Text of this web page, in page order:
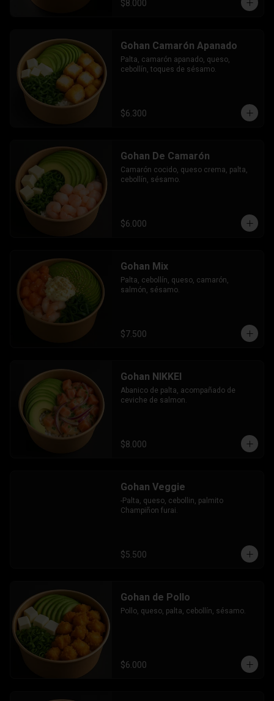
$8.000
Gohan Camarón Apanado
Palta, camarón apanado, queso,
cebollín, toques de sésamo.
$6.300
Gohan De Camarón
Camarón cocido, queso crema, palta,
cebollín, sésamo.
$6.000
Gohan Mix
Palta, cebollín, queso, camarón,
salmón, sésamo.
$7.500
Gohan NIKKEI
Abanico de palta, acompañado de
ceviche de salmon.
$8.000
Gohan Veggie
-Palta, queso, cebollin, palmito
Champiñon furai.
$5.500
Gohan de Pollo
Pollo, queso, palta, cebollín, sésamo.
$6.000